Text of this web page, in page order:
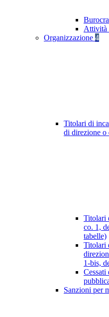
Attività
Organizzazione 4
Titolari di
di direzione o
Titolari
co. 1,
tabelle)
Titolari
1-bis,
Cessati
Sanzioni per